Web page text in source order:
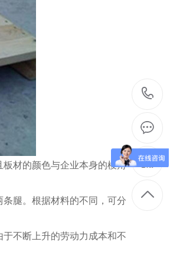
材的颜色与企业本身的棱角
腿。根据材料的不同，可分
不断上升的劳动力成本和不